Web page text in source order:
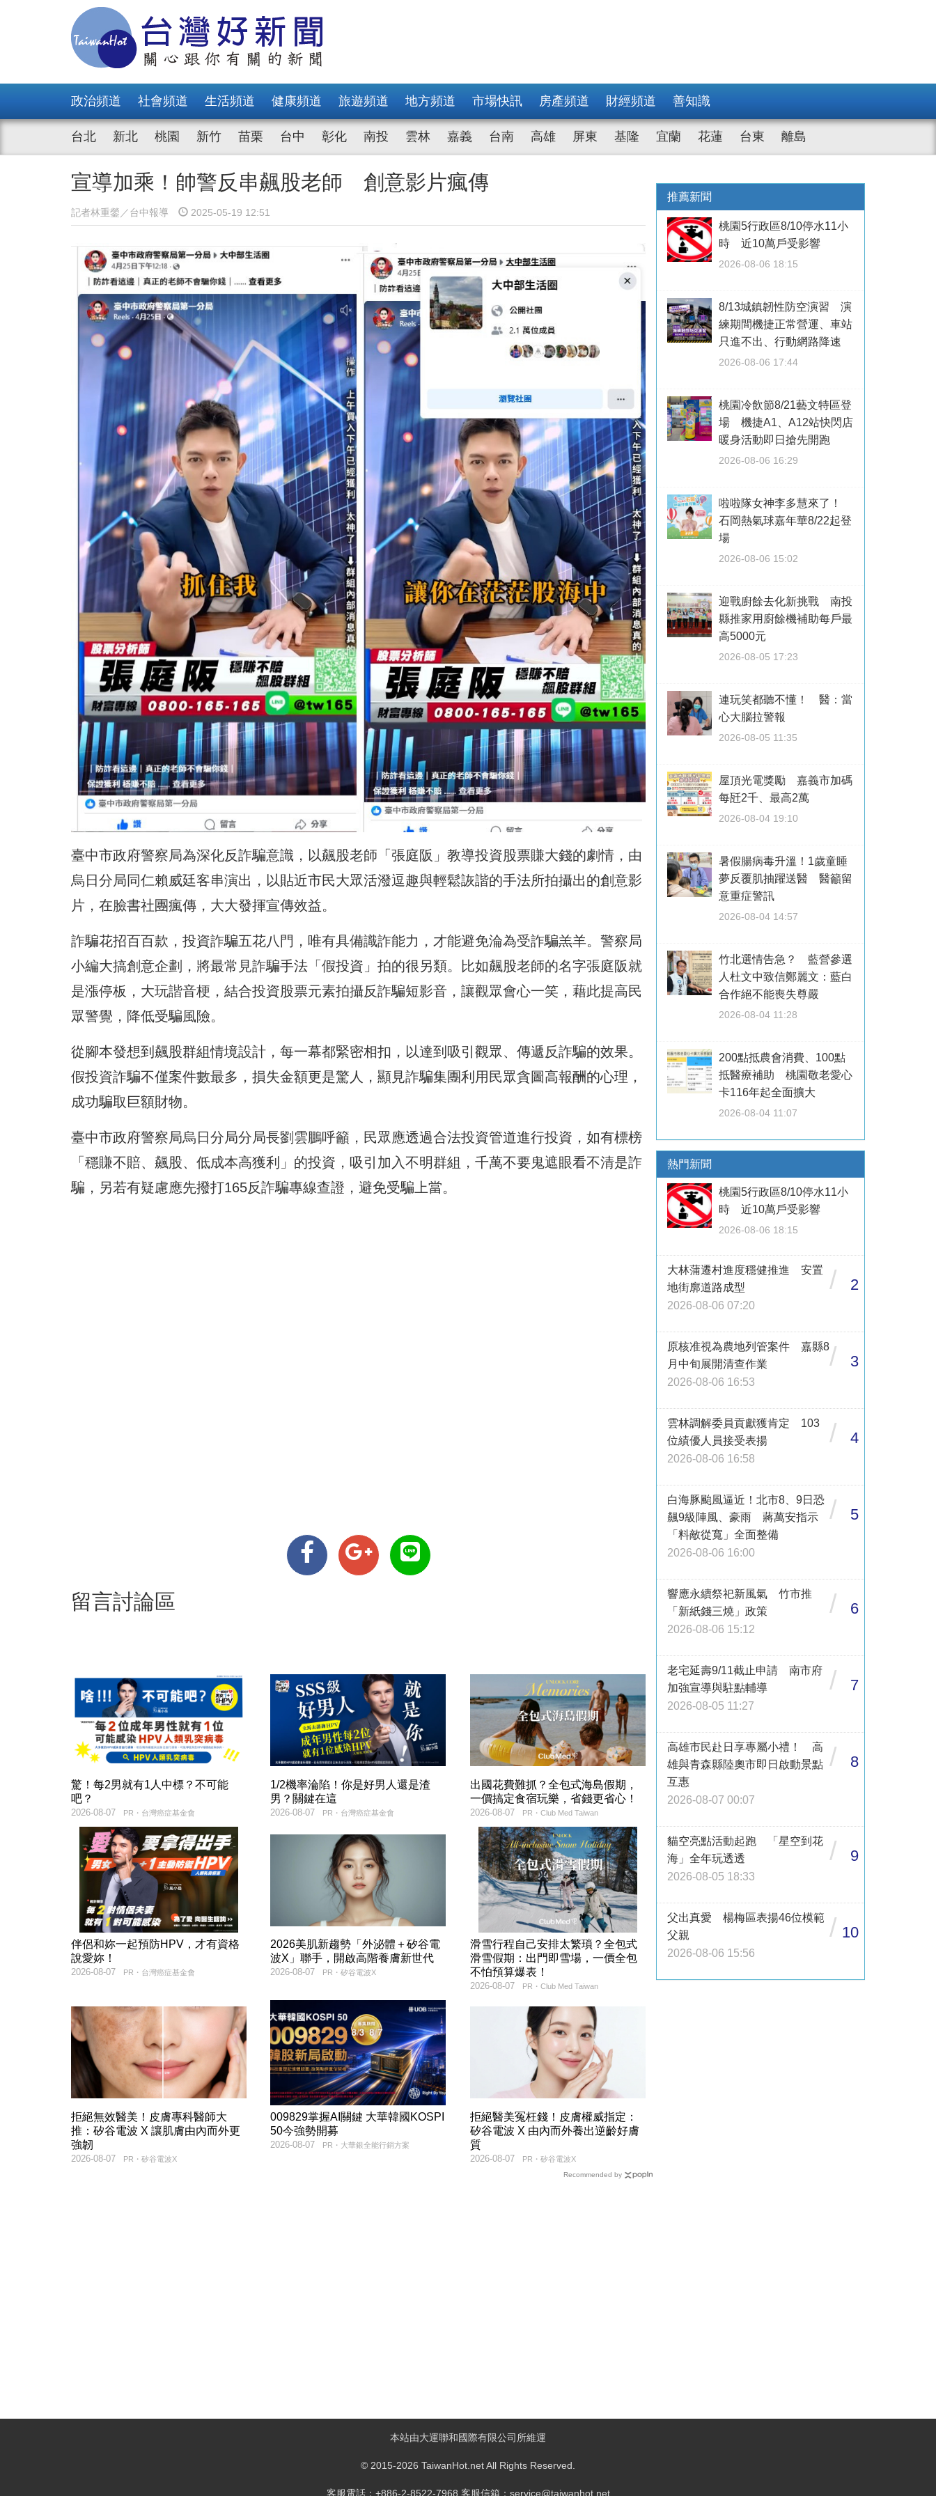
政治頻道 社會頻道 生活頻道 健康頻道 旅遊頻道 地方頻道 市場快訊 房產頻道 財經頻道 善知識
台北 新北 桃園 新竹 苗栗 台中 彰化 南投 雲林 嘉義 台南 高雄 屏東 基隆 宜蘭 花蓮 台東 離島
宣導加乘！帥警反串飆股老師 創意影片瘋傳
記者林重鎣／台中報導 2025-05-19 12:51
臺中市政府警察局為深化反詐騙意識，以飆股老師「張庭阪」 教導投資股票賺大錢的劇情，由
烏日分局同仁賴威廷客串演出， 以貼近市民大眾活潑逗趣與輕鬆詼諧的手法所拍攝出的創意影
片， 在臉書社團瘋傳，大大發揮宣傳效益。
詐騙花招百百款，投資詐騙五花八門，唯有具備識詐能力， 才能避免淪為受詐騙羔羊。警察局
小編大搞創意企劃， 將最常見詐騙手法「假投資」拍的很另類。
比如飆股老師的名字張庭阪就
是漲停板，大玩諧音梗， 結合投資股票元素拍攝反詐騙短影音，讓觀眾會心一笑， 藉此提高民
眾警覺，降低受騙風險。
從腳本發想到飆股群組情境設計，每一幕都緊密相扣， 以達到吸引觀眾、傳遞反詐騙的效果。
假投資詐騙不僅案件數最多， 損失金額更是驚人，顯見詐騙集團利用民眾貪圖高報酬的心理，
成功騙取巨額財物。
臺中市政府警察局烏日分局分局長劉雲鵬呼籲， 民眾應透過合法投資管道進行投資，如有標榜
「穩賺不賠、飆股、 低成本高獲利」的投資，吸引加入不明群組， 千萬不要鬼遮眼看不清是詐
騙， 另若有疑慮應先撥打165反詐騙專線查證，避免受騙上當。
留言討論區
驚！每2男就有1人中標？不可能
吧？
PR・台灣癌症基金會
2026-08-07
1/2機率淪陷！你是好男人還是渣
男？關鍵在這
PR・台灣癌症基金會
2026-08-07
出國花費難抓？全包式海島假期，
一價搞定食宿玩樂，省錢更省心！
PR・Club Med Taiwan
2026-08-07
伴侶和妳一起預防HPV，才有資格
說愛妳！
PR・台灣癌症基金會
2026-08-07
2026美肌新趨勢「外泌體＋矽谷電
波X」聯手，開啟高階養膚新世代
PR・矽谷電波X
2026-08-07
滑雪行程自己安排太繁瑣？全包式
滑雪假期：出門即雪場，一價全包
不怕預算爆表！
PR・Club Med Taiwan
2026-08-07
拒絕無效醫美！皮膚專科醫師大
推：矽谷電波 X 讓肌膚由內而外更
強韌
PR・矽谷電波X
2026-08-07
009829掌握AI關鍵 大華韓國KOSPI
50今強勢開募
PR・大華銀全能行銷方案
2026-08-07
拒絕醫美冤枉錢！皮膚權威指定：
矽谷電波 X 由內而外養出逆齡好膚
質
PR・矽谷電波X
2026-08-07
Recommended by
推薦新聞
桃園5行政區8/10停水11小
時 近10萬戶受影響
2026-08-06 18:15
8/13城鎮韌性防空演習 演
練期間機捷正常營運、車站
只進不出、行動網路降速
2026-08-06 17:44
桃園冷飲節8/21藝文特區登
場 機捷A1、A12站快閃店
暖身活動即日搶先開跑
2026-08-06 16:29
啦啦隊女神李多慧來了！
石岡熱氣球嘉年華8/22起登
場
2026-08-06 15:02
迎戰廚餘去化新挑戰 南投
縣推家用廚餘機補助每戶最
高5000元
2026-08-05 17:23
連玩笑都聽不懂！ 醫：當
心大腦拉警報
2026-08-05 11:35
屋頂光電獎勵 嘉義市加碼
每瓩2千、最高2萬
2026-08-04 19:10
暑假腸病毒升溫！1歲童睡
夢反覆肌抽躍送醫 醫籲留
意重症警訊
2026-08-04 14:57
竹北選情告急？ 藍營參選
人杜文中致信鄭麗文：藍白
合作絕不能喪失尊嚴
2026-08-04 11:28
200點抵農會消費、100點
抵醫療補助 桃園敬老愛心
卡116年起全面擴大
2026-08-04 11:07
熱門新聞
桃園5行政區8/10停水11小
時 近10萬戶受影響
2026-08-06 18:15
大林蒲遷村進度穩健推進 安置
地街廓道路成型
2026-08-06 07:20
/ 2
原核准視為農地列管案件 嘉縣8
月中旬展開清查作業
2026-08-06 16:53
/ 3
雲林調解委員貢獻獲肯定 103
位績優人員接受表揚
2026-08-06 16:58
/ 4
白海豚颱風逼近！北市8、9日恐
飆9級陣風、豪雨 蔣萬安指示
「料敵從寬」全面整備
2026-08-06 16:00
/ 5
響應永續祭祀新風氣 竹市推
「新紙錢三燒」政策
2026-08-06 15:12
/ 6
老宅延壽9/11截止申請 南市府
加強宣導與駐點輔導
2026-08-05 11:27
/ 7
高雄市民赴日享專屬小禮！ 高
雄與青森縣陸奧市即日啟動景點
互惠
2026-08-07 00:07
/ 8
貓空亮點活動起跑 「星空到花
海」全年玩透透
2026-08-05 18:33
/ 9
父出真愛 楊梅區表揚46位模範
父親
2026-08-06 15:56
/ 10
本站由大運聯和國際有限公司所維運
© 2015-2026 TaiwanHot.net All Rights Reserved.
客服電話：+886-2-8522-7968 客服信箱：service@taiwanhot.net